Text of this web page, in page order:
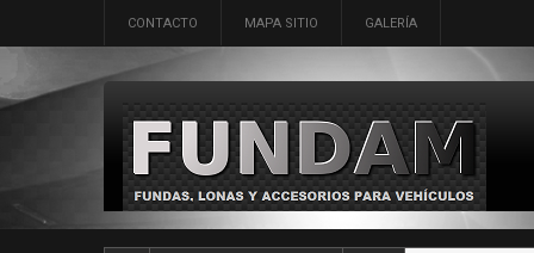
CONTACTO MAPA SITIO GALERÍA